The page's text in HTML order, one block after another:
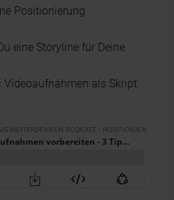
Positionierung
eine Storyline für Deine
Videoaufnahmen als Skript